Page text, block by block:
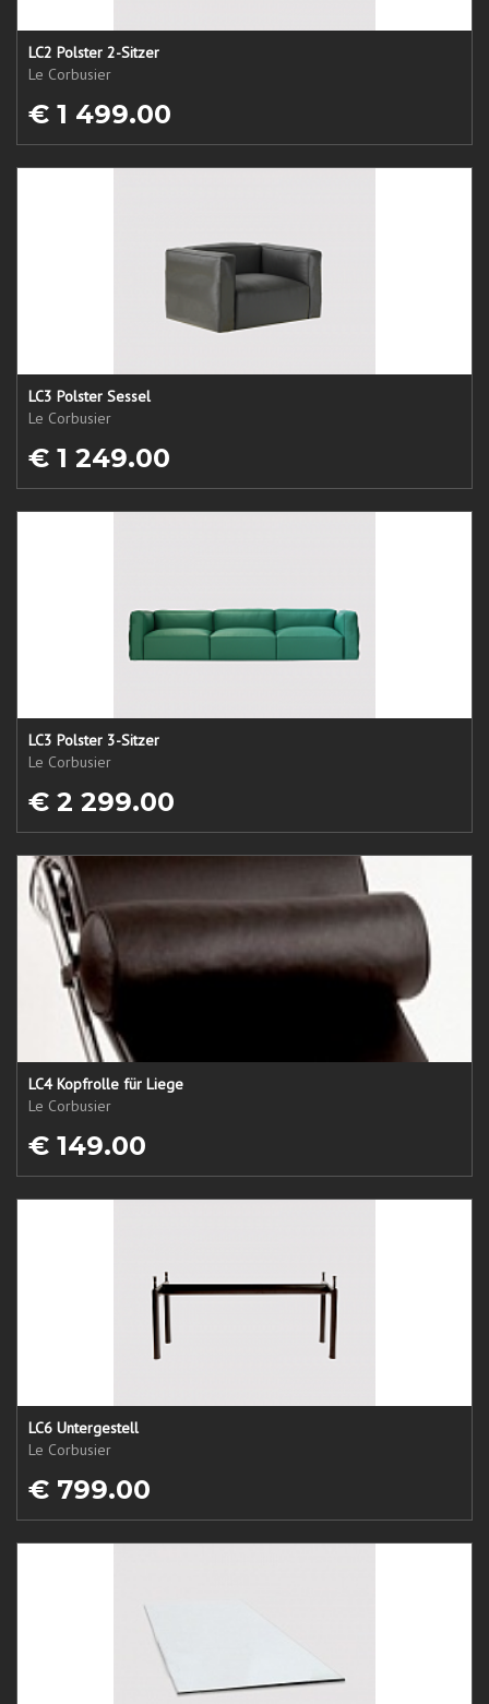
LC2 Polster 2-Sitzer
Le Corbusier
€ 1 499.00
LC3 Polster Sessel
Le Corbusier
€ 1 249.00
LC3 Polster 3-Sitzer
Le Corbusier
€ 2 299.00
LC4 Kopfrolle für Liege
Le Corbusier
€ 149.00
LC6 Untergestell
Le Corbusier
€ 799.00